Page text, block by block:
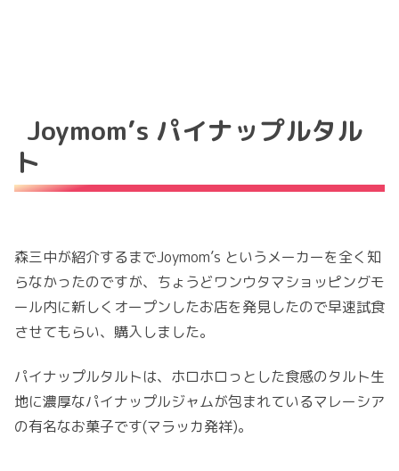
Joymom’s パイナップルタル
ト
森三中が紹介するまでJoymom’s というメーカーを全く知
らなかったのですが、ちょうどワンウタマショッピングモ
ール内に新しくオープンしたお店を発見したので早速試食
させてもらい、購入しました。
パイナップルタルトは、ホロホロっとした食感のタルト生
地に濃厚なパイナップルジャムが包まれているマレーシア
の有名なお菓子です(マラッカ発祥)。